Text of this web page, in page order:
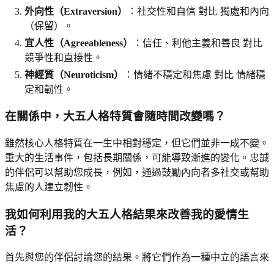
外向性（Extraversion）
：社交性和自信 對比 獨處和內向
（保留）。
宜人性（Agreeableness）
：信任、利他主義和善良 對比
競爭性和直接性。
神經質（Neuroticism）
：情緒不穩定和焦慮 對比 情緒穩
定和韌性。
在關係中，大五人格特質會隨時間改變嗎？
雖然核心人格特質在一生中相對穩定，但它們並非一成不變。
重大的生活事件，包括長期關係，可能導致漸進的變化。忠誠
的伴侶可以幫助您成長，例如，通過鼓勵內向者多社交或幫助
焦慮的人建立韌性。
我如何利用我的大五人格結果來改善我的愛情生
活？
首先與您的伴侶討論您的結果。將它們作為一種中立的語言來